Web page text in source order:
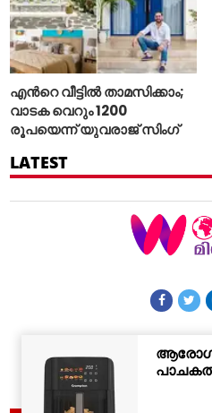
എന്‍റെ വീട്ടില്‍ താമസിക്കാം;
വാടക വെറും 1200
രൂപയെന്ന് യുവരാജ് സിംഗ്
LATEST
Contact Us